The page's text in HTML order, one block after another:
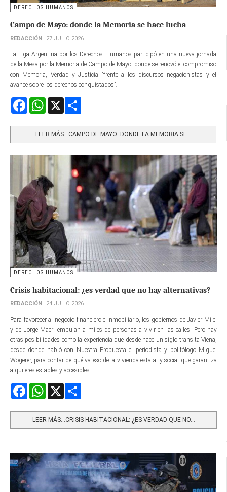
DERECHOS HUMANOS
Campo de Mayo: donde la Memoria se hace lucha
REDACCIÓN 27 JULIO 2026
La Liga Argentina por los Derechos Humanos participó en una nueva jornada
de la Mesa por la Memoria de Campo de Mayo, donde se renovó el compromiso
con Memoria, Verdad y Justicia “frente a los discursos negacionistas y el
avance sobre los derechos conquistados”.
FacebookWhatsApp
LEER MÁS…CAMPO DE MAYO: DONDE LA MEMORIA SE...
DERECHOS HUMANOS
Crisis habitacional: ¿es verdad que no hay alternativas?
REDACCIÓN 24 JULIO 2026
Para favorecer al negocio financiero e inmobiliario, los gobiernos de Javier Milei
y de Jorge Macri empujan a miles de personas a vivir en las calles. Pero hay
otras posibilidades como la experiencia que desde hace un siglo transita Viena,
desde donde habló con Nuestra Propuesta el periodista y politólogo Miguel
Wögerer, para contar de qué va eso de la vivienda estatal y social que garantiza
alquileres estables y accesibles.
FacebookWhatsApp
LEER MÁS…CRISIS HABITACIONAL: ¿ES VERDAD QUE NO...